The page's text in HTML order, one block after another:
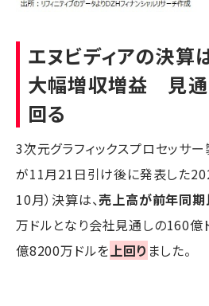
エヌビディアの決算
大幅増収増益 見通
回る
3次元グラフィックスプロセッサ
が11月21日引け後に発表した
10月）決算は、売上高が前年同
万ドルとなり会社見通しの160
億8200万ドルを 上回り ました。